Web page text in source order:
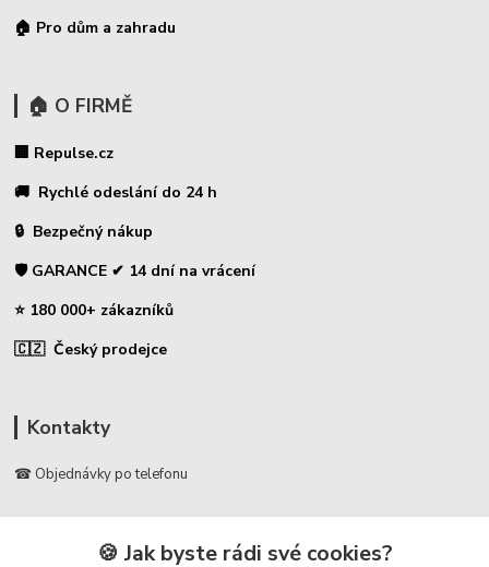
🏠 Pro dům a zahradu
🏠 O FIRMĚ
🏢 Repulse.cz
🚚 Rychlé odeslání do 24 h
🔒 Bezpečný nákup
🛡️ GARANCE ✔ 14 dní na vrácení
⭐ 180 000+ zákazníků
🇨🇿 Český prodejce
Kontakty
☎ Objednávky po telefonu
🛡️ Infolinka
📞 728 007 997
🍪 Jak byste rádi své cookies?